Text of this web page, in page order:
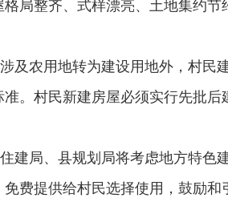
局整齐、式样漂亮、土地集约节
及农用地转为建设用地外，村民
准。村民新建房屋必须实行先批
建局、县规划局将考虑地方特色
费提供给村民选择使用，鼓励和